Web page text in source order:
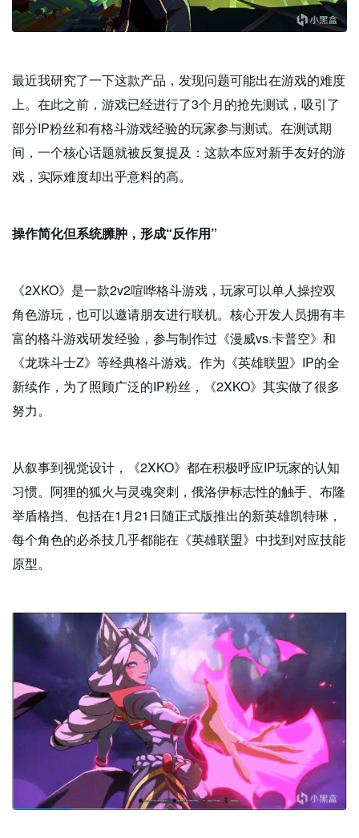
最近我研究了一下这款产品，发现问题可能出在游戏的难度
上。在此之前，游戏已经进行了3个月的抢先测试，吸引了
部分IP粉丝和有格斗游戏经验的玩家参与测试。在测试期
间，一个核心话题就被反复提及：这款本应对新手友好的游
戏，实际难度却出乎意料的高。
操作简化但系统臃肿，形成“反作用”
《2XKO》是一款2v2喧哗格斗游戏，玩家可以单人操控双
角色游玩，也可以邀请朋友进行联机。核心开发人员拥有丰
富的格斗游戏研发经验，参与制作过《漫威vs.卡普空》和
《龙珠斗士Z》等经典格斗游戏。作为《英雄联盟》IP的全
新续作，为了照顾广泛的IP粉丝，《2XKO》其实做了很多
努力。
从叙事到视觉设计，《2XKO》都在积极呼应IP玩家的认知
习惯。阿狸的狐火与灵魂突刺，俄洛伊标志性的触手、布隆
举盾格挡、包括在1月21日随正式版推出的新英雄凯特琳，
每个角色的必杀技几乎都能在《英雄联盟》中找到对应技能
原型。